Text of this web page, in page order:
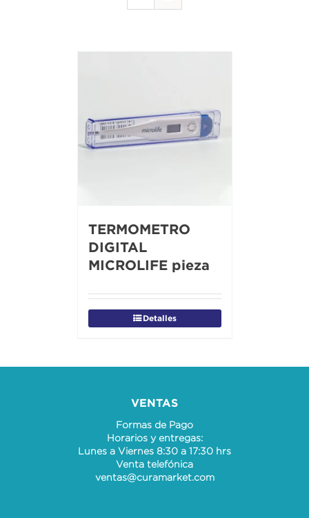
TERMOMETRO
DIGITAL
MICROLIFE pieza
Detalles
VENTAS
Formas de Pago
Horarios y entregas:
Lunes a Viernes 8:30 a 17:30 hrs
Venta telefónica
ventas@curamarket.com